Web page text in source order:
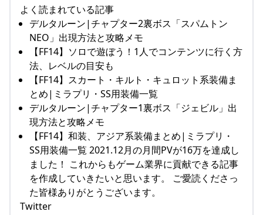
よく読まれている記事
デルタルーン|チャプター2裏ボス「スパムトン
NEO」出現方法と攻略メモ
【FF14】ソロで遊ぼう！1人でコンテンツに行く方
法、レベルの目安も
【FF14】スカート・キルト・キュロット系装備ま
とめ|ミラプリ・SS用装備一覧
デルタルーン|チャプター1裏ボス「ジェビル」出
現方法と攻略メモ
【FF14】和装、アジア系装備まとめ|ミラプリ・
SS用装備一覧 2021.12月の月間PVが16万を達成し
ました！ これからもゲーム業界に貢献できる記事
を作成していきたいと思います。 ご愛読くださっ
た皆様ありがとうございます。
Twitter